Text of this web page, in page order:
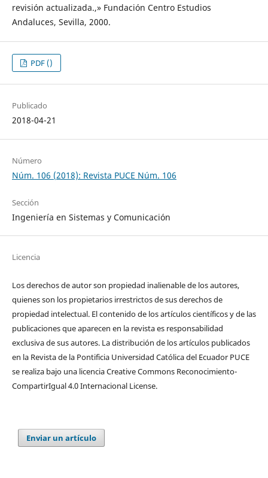
revisión actualizada.,» Fundación Centro Estudios
Andaluces, Sevilla, 2000.
PDF ()
Publicado
2018-04-21
Número
Núm. 106 (2018): Revista PUCE Núm. 106
Sección
Ingeniería en Sistemas y Comunicación
Licencia
Los derechos de autor son propiedad inalienable de los autores,
quienes son los propietarios irrestrictos de sus derechos de
propiedad intelectual. El contenido de los artículos científicos y de las
publicaciones que aparecen en la revista es responsabilidad
exclusiva de sus autores. La distribución de los artí­culos publicados
en la Revista de la Pontificia Universidad Católica del Ecuador PUCE
se realiza bajo una licencia Creative Commons Reconocimiento-
CompartirIgual 4.0 Internacional License.
Enviar un artículo